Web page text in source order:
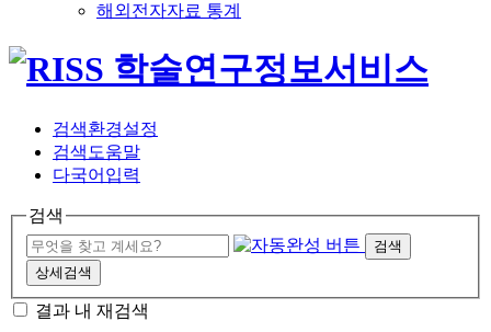
해외전자자료 통계
검색환경설정
검색도움말
다국어입력
검색
검색
상세검색
결과 내 재검색